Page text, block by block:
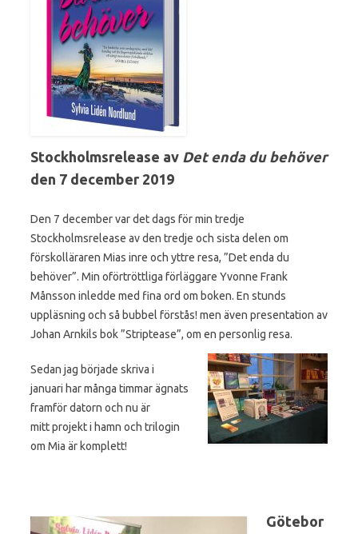
Stockholmsrelease av Det enda du behöver
den 7 december 2019
Den 7 december var det dags för min tredje
Stockholmsrelease av den tredje och sista delen om
förskolläraren Mias inre och yttre resa, ”Det enda du
behöver”. Min oförtröttliga förläggare Yvonne Frank
Månsson inledde med fina ord om boken. En stunds
uppläsning och så bubbel förstås! men även presentation av
Johan Arnkils bok ”Striptease”, om en personlig resa.
Sedan jag började skriva i
januari har många timmar ägnats
framför datorn och nu är
mitt projekt i hamn och trilogin
om Mia är komplett!
Götebor